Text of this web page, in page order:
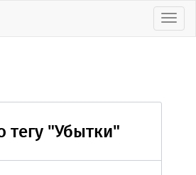
тегу "Убытки"